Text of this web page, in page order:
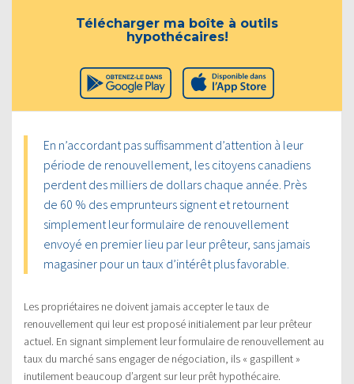
Télécharger ma boîte à outils
hypothécaires!
En n’accordant pas suffisamment d’attention à leur
période de renouvellement, les citoyens canadiens
perdent des milliers de dollars chaque année. Près
de 60 % des emprunteurs signent et retournent
simplement leur formulaire de renouvellement
envoyé en premier lieu par leur prêteur, sans jamais
magasiner pour un taux d’intérêt plus favorable.
Les propriétaires ne doivent jamais accepter le taux de
renouvellement qui leur est proposé initialement par leur prêteur
actuel. En signant simplement leur formulaire de renouvellement au
taux du marché sans engager de négociation, ils « gaspillent »
inutilement beaucoup d’argent sur leur prêt hypothécaire.